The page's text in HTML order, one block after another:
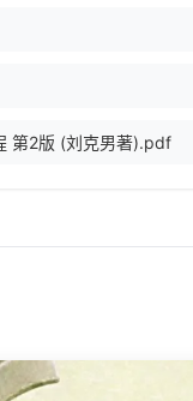
第2版 (刘克男著).pdf